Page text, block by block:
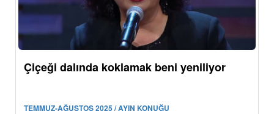
Çiçeği dalında koklamak beni yeniliyor
TEMMUZ-AĞUSTOS 2025 / AYIN KONUĞU